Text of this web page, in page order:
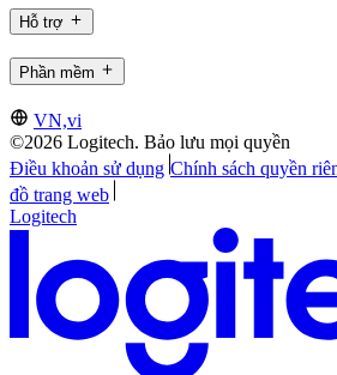
Hỗ trợ
Phần mềm
VN,vi
©2026 Logitech. Bảo lưu mọi quyền
Điều khoản sử dụng Chính sách quyền
đồ trang web
Logitech